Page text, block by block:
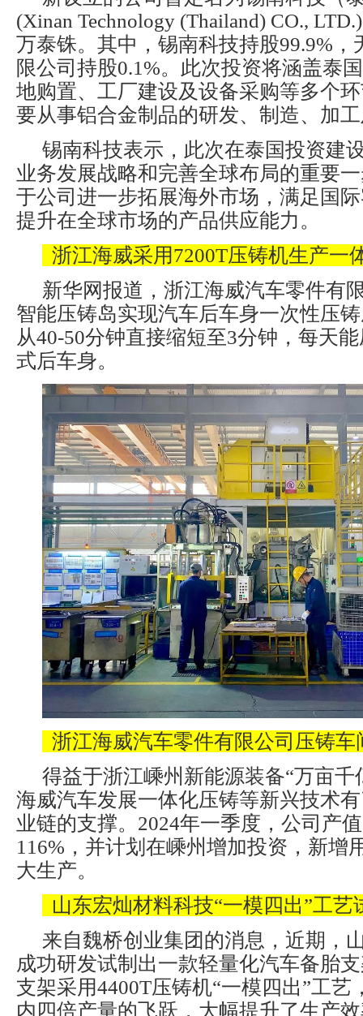
(Xinan Technology (Thailand) CO.,
万泰铢。其中，锡南科技持股99.9%，
限公司持股0.1%。此次投资将涵盖泰
地购置、工厂建设及设备采购等多个
要从事铝合金制品的研发、制造、加
锡南科技表示，此次在泰国投资建
业务发展战略和完善全球布局的重要
于公司进一步拓展海外市场，满足国
提升在全球市场的产品供应能力。
浙江海威采用7200T压铸机生产一
新华网报道，浙江海威汽车零件有
智能压铸岛实现汽车后车身一次性压
从40-50分钟直接缩短至3分钟，每天
式后车身。
浙江海威汽车零件有限公司压铸车
得益于浙江嵊州新能源装备“万亩千
海威汽车发展一体化压铸等新兴技术
业链的支撑。2024年一季度，公司产
116%，并计划在嵊州增加投资，新增
大生产。
山东宏灿材料科技“一模四出”工艺
来自魏桥创业集团的消息，近期，
成功研发试制出一款轻量化汽车备胎
支架采用4400T压铸机“一模四出”工艺
内四倍产量的飞跃，大幅提升了生产